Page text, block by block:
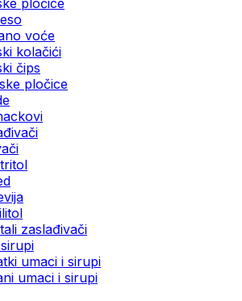
voće
kolačići
čips
pločice
zaslađivači
umaci i sirupi
umaci i sirupi